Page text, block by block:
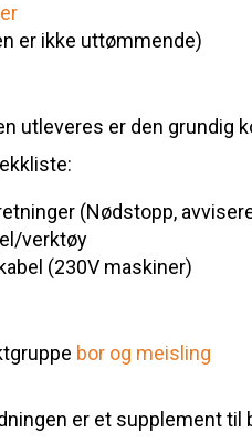
er ikke uttømmende)
utleveres er den grundig
(Nødstopp,
verktøy
(230V maskiner)
bor og meisling
er et supplement